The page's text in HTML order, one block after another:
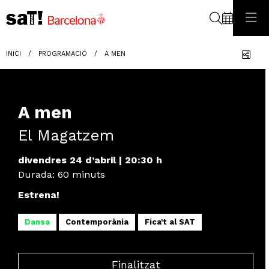
INICI PROGRAMACIÓ A MEN
A men
El Magatzem
divendres 24 d’abril| 20:30 h
Durada: 60 minuts
Estrena!
Dansa Contemporània Fica't al SAT
Finalitzat